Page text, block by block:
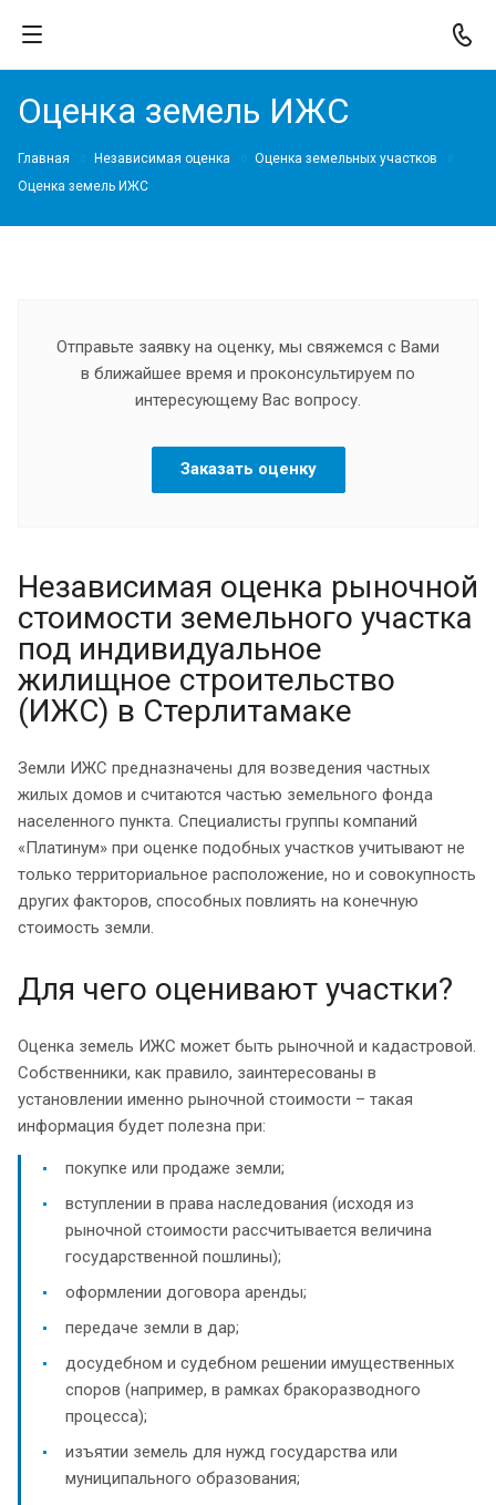
Оценка земель ИЖС
Главная Независимая оценка
Оценка земельных участков
Оценка земель ИЖС
Отправьте заявку на оценку, мы свяжемся с Вами
в ближайшее время и проконсультируем по
интересующему Вас вопросу.
Заказать оценку
Независимая оценка рыночной
стоимости земельного участка
под индивидуальное
жилищное строительство
(ИЖС) в Стерлитамаке
Земли ИЖС предназначены для возведения частных
жилых домов и считаются частью земельного фонда
населенного пункта. Специалисты группы компаний
«Платинум» при оценке подобных участков учитывают не
только территориальное расположение, но и совокупность
других факторов, способных повлиять на конечную
стоимость земли.
Для чего оценивают участки?
Оценка земель ИЖС может быть рыночной и кадастровой.
Собственники, как правило, заинтересованы в
установлении именно рыночной стоимости – такая
информация будет полезна при:
покупке или продаже земли;
вступлении в права наследования (исходя из
рыночной стоимости рассчитывается величина
государственной пошлины);
оформлении договора аренды;
передаче земли в дар;
досудебном и судебном решении имущественных
споров (например, в рамках бракоразводного
процесса);
изъятии земель для нужд государства или
муниципального образования;